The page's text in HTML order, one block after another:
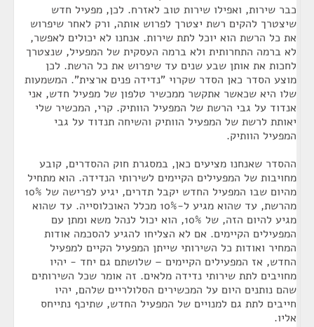
כבר שירות, ואפילו שירות טוב לאזרח. לכן, מפעיל חדש
שיצטרך להקים רשת יצטרך לפרוש אותה, ורק לאחר שיפרוש
את כל הרשת הוא יוכל לתת שירות. אנחנו לא יכולים לאפשר,
לא ברמה התחרותית ולא ברמה העסקית של המפעיל, שנצטרך
לחכות את אותן שבע שנים עד שיפרוש את כל הרשת. לכן
מוצע הסדר כאן הסדר שקרוי "נדידה פנים ארצית". המשמעות
שלו היא שכאשר אתקשר ממכשיר טלפון של מפעיל חדש, אני
אנדוד על גבי הרשת של המפעיל הוותיק. קרי, המכשיר שלי
יאותת לרשת של המפעיל הוותיק והשיחה תנדוד על גבי
המפעיל הוותיק.
ההסדר שאנחנו מציעים כאן, במסגרת חוק ההסדרים, קובע
מחויבות של המפעילים הקיימים לשירותי הנדידה. הוא מתחיל
מהיום שבו המפעיל החדש יקבל תדרים, יגיע לפרישה של 10%
מהרשת, עד שהוא מגיע ל-10% מכלל האוכלוסייה. עד שהוא
מגיע להיום הזה, של 10%, הוא יכול לנהל משא ומתן עם
המפעילים הקיימים. אם לא הצליחו להגיע להסכמה אודות
המחיר ואודות כל השירותי שייתן המפעיל הקיים למפעיל
החדש, אז המפעילים הקיימים – שלושתם גם יחד - יהיו
מחויבים לתת שירותי נדידה מלאים. זה אומר שכל השירותים
שהם נותנים היום על המכשירים הסלולריים שלהם, יהיו
חייבים לתת גם למנויים של המפעיל החדש, שתיכף נתייחס
אליו.